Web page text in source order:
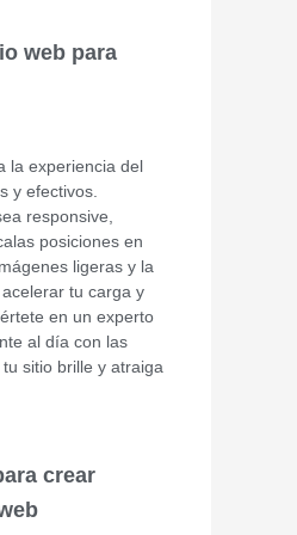
web para
la experiencia del
y efectivos.
responsive,
posiciones en
ligeras y la
tu carga y
en un experto
al día con las
sitio brille y atraiga
crear